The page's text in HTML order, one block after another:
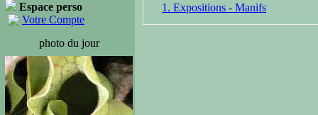
Espace perso
Votre Compte
photo du jour
1. Expositions - Manifs